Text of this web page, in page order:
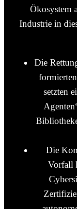
Ökosystem
Industrie in
Die
setzten
Die
Vorfall